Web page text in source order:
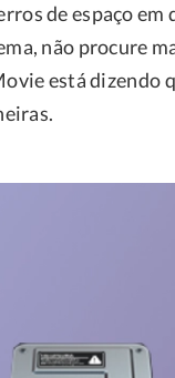
de espaço
não procure
está dizendo